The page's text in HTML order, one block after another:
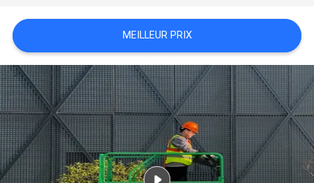
CONTACTER
NOUVELLES
DEMANDEZ
UN DEVIS
MEILLEUR PRIX